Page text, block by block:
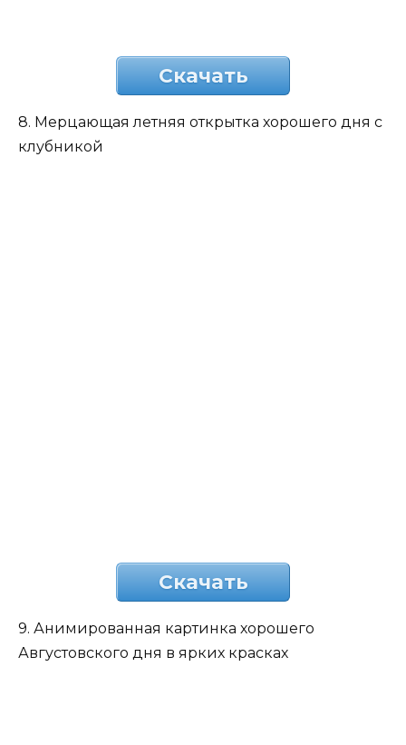
Скачать
8. Мерцающая летняя открытка хорошего дня с
клубникой
Скачать
9. Анимированная картинка хорошего
Августовского дня в ярких красках